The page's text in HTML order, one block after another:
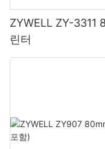
ZYWELL ZY-3311
린터